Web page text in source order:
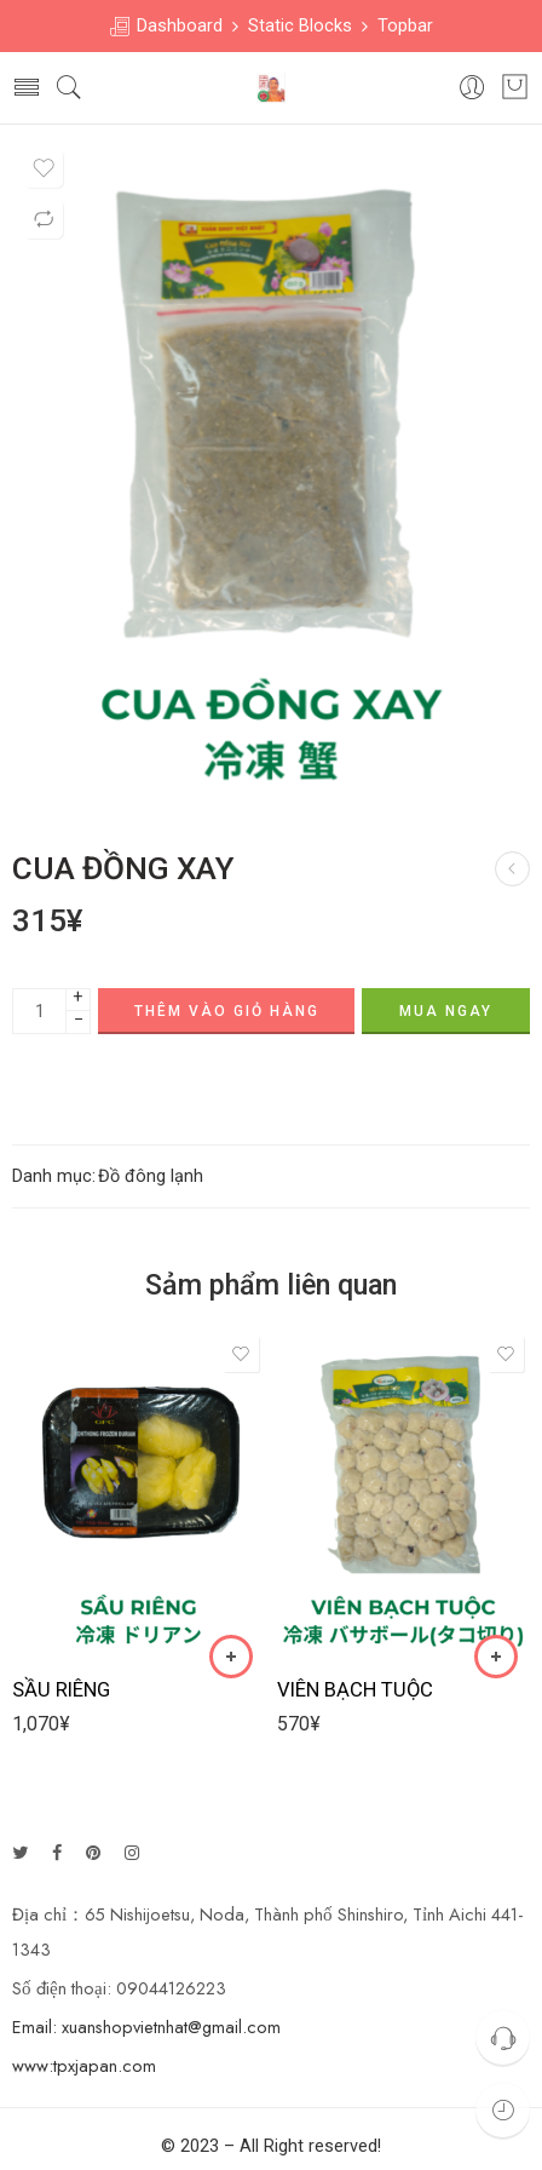
Dashboard Static Blocks Topbar
CUA ĐỒNG XAY
315¥
+
−
THÊM VÀO GIỎ HÀNG MUA NGAY
Danh mục:Đồ đông lạnh
Sảm phẩm liên quan
SẦU RIÊNG
1,070¥
VIÊN BẠCH TUỘC
570¥
Địa chỉ：65 Nishijoetsu, Noda, Thành phố Shinshiro, Tỉnh Aichi 441-
1343
Số điện thoại: 09044126223
Email: xuanshopvietnhat@gmail.com
www:tpxjapan.com
© 2023 – All Right reserved!